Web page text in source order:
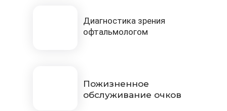
Пожизненное
обслуживание очков
Диагностика зрения
офтальмологом